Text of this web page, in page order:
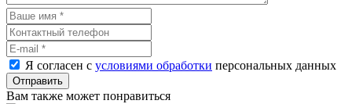
Я согласен с условиями обработки персональных данных
Отправить
Вам также может понравиться